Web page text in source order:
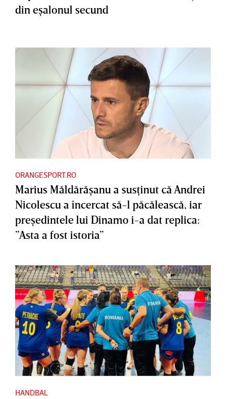
din eşalonul secund
ORANGESPORT.RO
Marius Măldărăşanu a susţinut că Andrei
Nicolescu a încercat să-l păcălească, iar
preşedintele lui Dinamo i-a dat replica:
”Asta a fost istoria”
HANDBAL